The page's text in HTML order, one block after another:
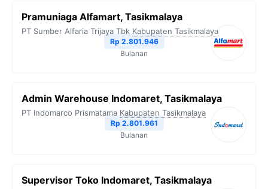
Pramuniaga Alfamart, Tasikmalaya
PT Sumber Alfaria Trijaya Tbk Kabupaten Tasikmalaya
Rp 2.801.946
Bulanan
Admin Warehouse Indomaret, Tasikmalaya
PT Indomarco Prismatama Kabupaten Tasikmalaya
Rp 2.801.961
Bulanan
Supervisor Toko Indomaret, Tasikmalaya